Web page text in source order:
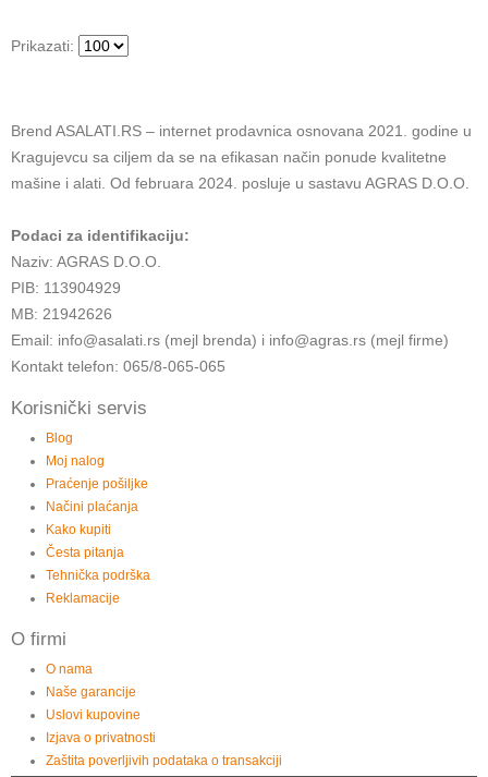
Prikazati:
Brend ASALATI.RS – internet prodavnica osnovana 2021. godine u
Kragujevcu sa ciljem da se na efikasan način ponude kvalitetne
mašine i alati. Od februara 2024. posluje u sastavu AGRAS D.O.O.
Podaci za identifikaciju:
Naziv: AGRAS D.O.O.
PIB: 113904929
MB: 21942626
Email: info@asalati.rs (mejl brenda) i info@agras.rs (mejl firme)
Kontakt telefon: 065/8-065-065
Korisnički servis
Blog
Moj nalog
Praćenje pošiljke
Načini plaćanja
Kako kupiti
Česta pitanja
Tehnička podrška
Reklamacije
O firmi
O nama
Naše garancije
Uslovi kupovine
Izjava o privatnosti
Zaštita poverljivih podataka o transakciji